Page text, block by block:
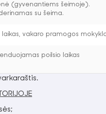
(gyvenantiems šeimoje).
su šeima.
laikas, vakaro pramogos
poilsio laikas